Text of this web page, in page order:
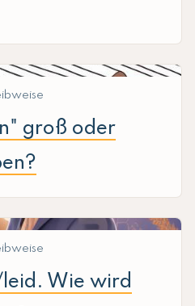
groß oder
leid. Wie wird